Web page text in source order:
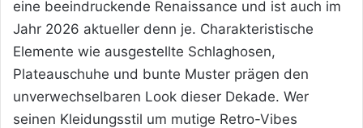
eine beeindruckende Renaissance und ist auch im
Jahr 2026 aktueller denn je. Charakteristische
Elemente wie ausgestellte Schlaghosen,
Plateauschuhe und bunte Muster prägen den
unverwechselbaren Look dieser Dekade. Wer
seinen Kleidungsstil um mutige Retro-Vibes